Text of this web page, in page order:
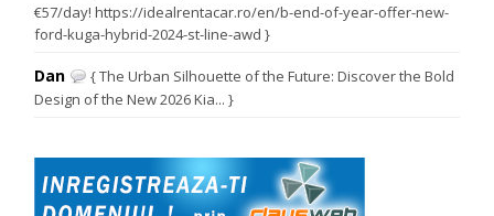
€57/day! https://idealrentacar.ro/en/b-end-of-year-offer-new-
ford-kuga-hybrid-2024-st-line-awd }
Dan
{ The Urban Silhouette of the Future: Discover the Bold
Design of the New 2026 Kia... }